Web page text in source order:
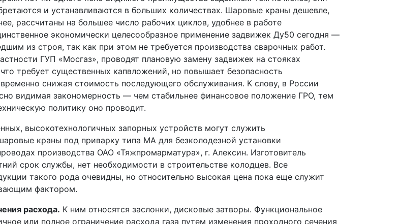
и устанавливаются в больших количествах. Шаровые краны дешевле,
рассчитаны на большее число рабочих циклов, удобнее в работе
экономически целесообразное применение задвижек Ду50 сегодня —
из строя, так как при этом не требуется производства сварочных работ.
ГУП «Мосгаз», проводят плановую замену задвижек на стояках
требует существенных капвложений, но повышает безопасность
снижая стоимость последующего обслуживания. К слову, в России
видимая закономерность — чем стабильнее финансовое положение ГРО, тем
политику оно проводит.
высокотехнологичных запорных устройств могут служить
краны под приварку типа МА для безколодезной установки
производства ОАО «Тяжпромарматура», г. Алексин. Изготовитель
срок службы, нет необходимости в строительстве колодцев. Все
такого рода очевидны, но относительно высокая цена пока еще служит
фактором.
расхода. К ним относятся заслонки, дисковые затворы. Функциональное
или полное ограничение расхода газа путем изменения проходного сечения